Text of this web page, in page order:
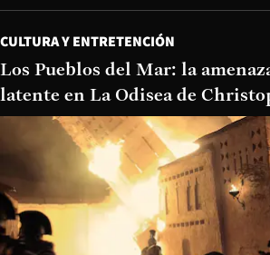
CULTURA Y ENTRETENCIÓN
Los Pueblos del Mar: la
latente en La Odisea de